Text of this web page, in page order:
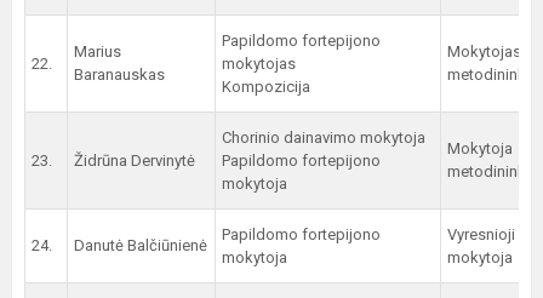
22.
Marius
Baranauskas
Papildomo fortepijono
mokytojas
Kompozicija
Mokytojas
metodininkas
23. Židrūna Dervinytė
Chorinio dainavimo mokytoja
Papildomo fortepijono
mokytoja
Mokytoja
metodininkė
24. Danutė Balčiūnienė
Papildomo fortepijono
mokytoja
Vyresnioji
mokytoja